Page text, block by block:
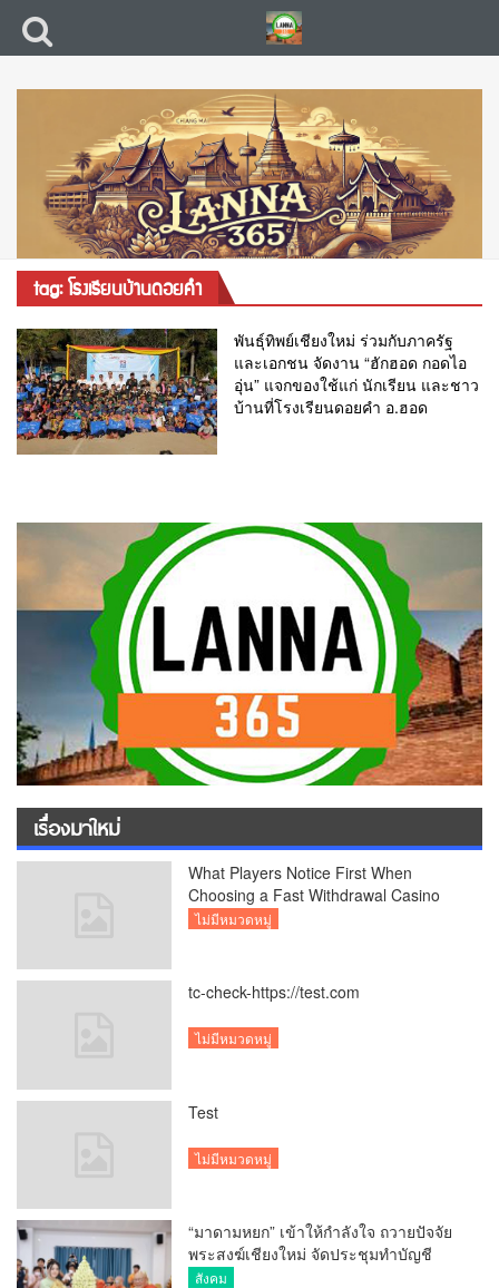
tag: โรงเรียนบ้านดอยคำ
พันธ์ุทิพย์เชียงใหม่ ร่วมกับภาครัฐ
และเอกชน จัดงาน “ฮักฮอด กอดไอ
อุ่น” แจกของใช้แก่ นักเรียน และชาว
บ้านที่โรงเรียนดอยคำ อ.ฮอด
เรื่องมาใหม่
What Players Notice First When
Choosing a Fast Withdrawal Casino
UK
ไม่มีหมวดหมู่
tc-check-https://test.com
ไม่มีหมวดหมู่
Test
ไม่มีหมวดหมู่
“มาดามหยก” เข้าให้กำลังใจ ถวายปัจจัย
พระสงฆ์เชียงใหม่ จัดประชุมทำบัญชี
รายรับรายจ่ายของวัด กว่า 300 รูป ที่วัด
สังคม